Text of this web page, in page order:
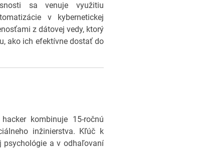
sa venuje využitiu
v kybernetickej
z dátovej vedy, ktorý
ako ich efektívne dostať do
kombinuje 15-ročnú
inžinierstva. Kľúč k
psychológie a v odhaľovaní